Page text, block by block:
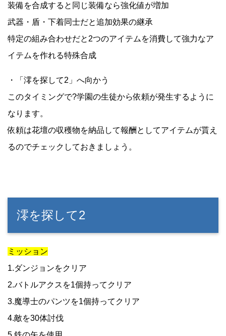
装備を合成すると同じ装備なら強化値が増加
武器・盾・下着同士だと追加効果の継承
特定の組み合わせだと2つのアイテムを消費して強力なア
イテムを作れる特殊合成
・「澪を探して2」へ向かう
このタイミングで?学園の生徒から依頼が発生するように
なります。
依頼は花壇の収穫物を納品して報酬としてアイテムが貰え
るのでチェックしておきましょう。
澪を探して2
ミッション
1.ダンジョンをクリア
2.バトルアクスを1個持ってクリア
3.魔導士のパンツを1個持ってクリア
4.敵を30体討伐